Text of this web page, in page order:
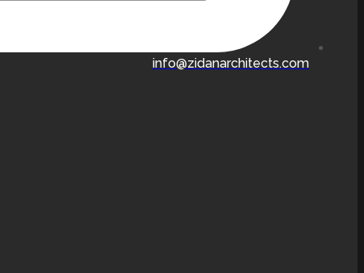
info@zidanarchitects.com